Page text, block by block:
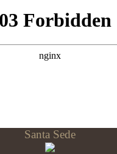
Santa Sede